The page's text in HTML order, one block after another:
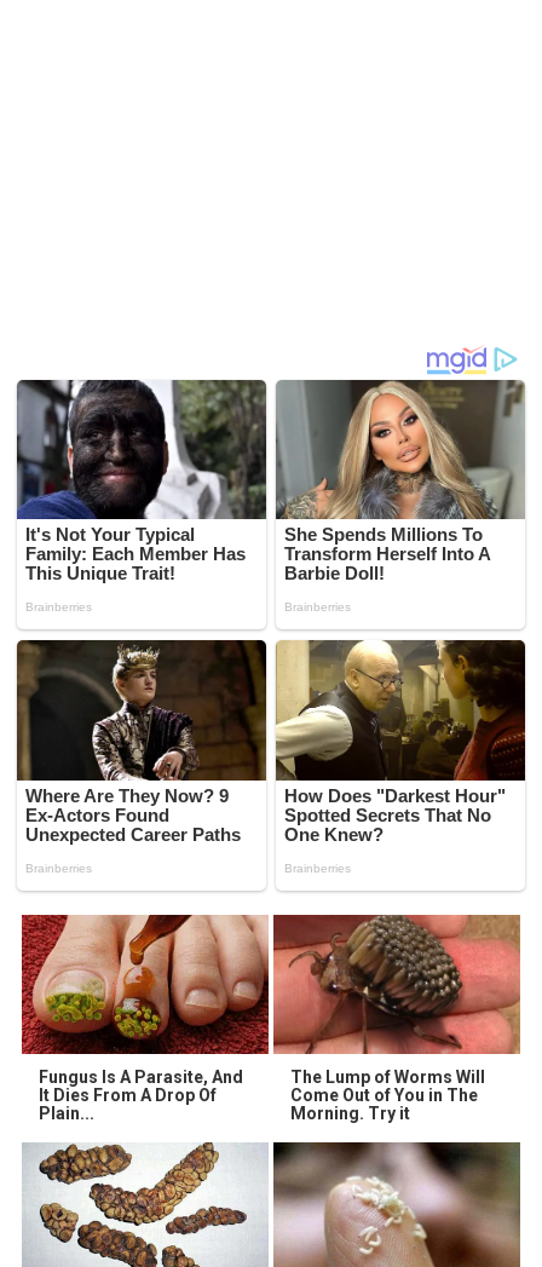
Fungus Is A Parasite, And
It Dies From A Drop Of
Plain...
The Lump of Worms Will
Come Out of You in The
Morning. Try it